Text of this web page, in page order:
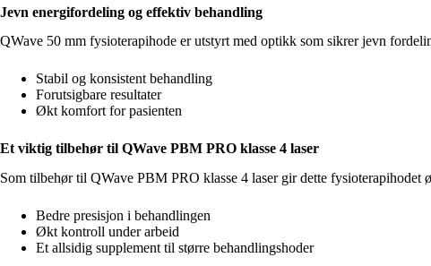
Jevn energifordeling og effektiv behandling
QWave 50 mm fysioterapihode er utstyrt med optikk som sikrer jevn
Stabil og konsistent behandling
Forutsigbare resultater
Økt komfort for pasienten
Et viktig tilbehør til QWave PBM PRO klasse 4 laser
Som tilbehør til QWave PBM PRO klasse 4 laser gir dette
Bedre presisjon i behandlingen
Økt kontroll under arbeid
Et allsidig supplement til større behandlingshoder